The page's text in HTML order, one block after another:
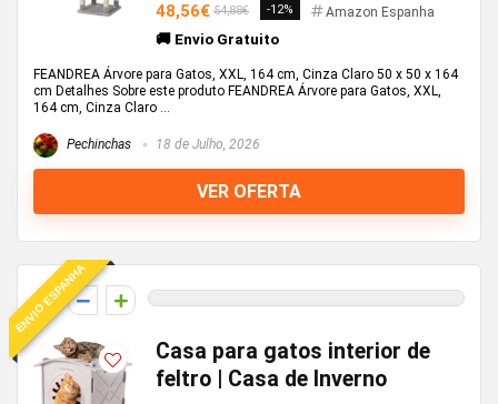
48,56€ 54,88€ -12% Amazon Espanha
🚚 Envio Gratuito
FEANDREA Árvore para Gatos, XXL, 164 cm, Cinza Claro 50 x 50 x 164
cm Detalhes Sobre este produto FEANDREA Árvore para Gatos, XXL,
164 cm, Cinza Claro ...
Pechinchas 18 de Julho, 2026
VER OFERTA
ENVIO ESPANHA
0
Casa para gatos interior de
feltro | Casa de Inverno